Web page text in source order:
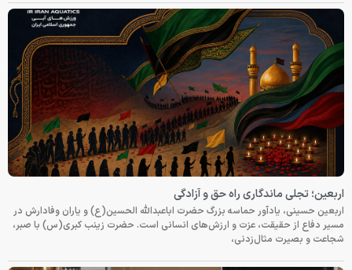
اربعین؛ تجلی ماندگاری راه حق و آزادگی
اربعین حسینی، یادآور حماسه بزرگ حضرت اباعبدالله الحسین(ع) و یاران وفادارش در
مسیر دفاع از حقیقت، عزت و ارزش‌های انسانی است. حضرت زینب کبری(س) با صبر،
شجاعت و بصیرت مثال‌زدنی،